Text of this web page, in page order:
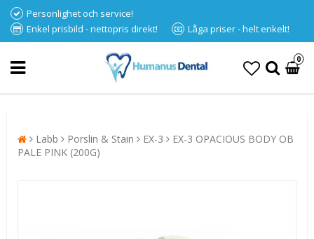
Personlighet och service!
Enkel prisbild - nettopris direkt!
Låga priser - helt enkelt!
0
Labb Porslin & Stain EX-3
EX-3 OPACIOUS BODY OB
PALE PINK (200G)